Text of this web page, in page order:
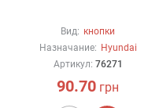
Вид: кнопки
Назначание: Hyundai
Артикул: 76271
90.70 грн